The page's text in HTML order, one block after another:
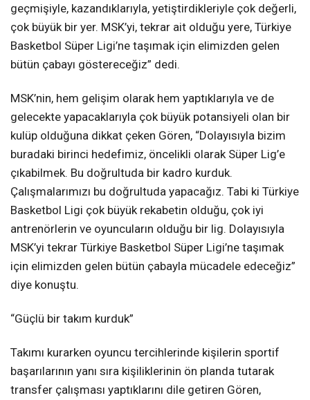
geçmişiyle, kazandıklarıyla, yetiştirdikleriyle çok değerli,
çok büyük bir yer. MSK’yi, tekrar ait olduğu yere, Türkiye
Basketbol Süper Ligi’ne taşımak için elimizden gelen
bütün çabayı göstereceğiz” dedi.
MSK’nin, hem gelişim olarak hem yaptıklarıyla ve de
gelecekte yapacaklarıyla çok büyük potansiyeli olan bir
kulüp olduğuna dikkat çeken Gören, “Dolayısıyla bizim
buradaki birinci hedefimiz, öncelikli olarak Süper Lig’e
çıkabilmek. Bu doğrultuda bir kadro kurduk.
Çalışmalarımızı bu doğrultuda yapacağız. Tabi ki Türkiye
Basketbol Ligi çok büyük rekabetin olduğu, çok iyi
antrenörlerin ve oyuncuların olduğu bir lig. Dolayısıyla
MSK’yi tekrar Türkiye Basketbol Süper Ligi’ne taşımak
için elimizden gelen bütün çabayla mücadele edeceğiz”
diye konuştu.
“Güçlü bir takım kurduk”
Takımı kurarken oyuncu tercihlerinde kişilerin sportif
başarılarının yanı sıra kişiliklerinin ön planda tutarak
transfer çalışması yaptıklarını dile getiren Gören,